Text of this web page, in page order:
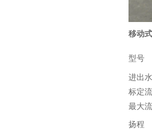
移动
型号
进出
标定
最大
扬程